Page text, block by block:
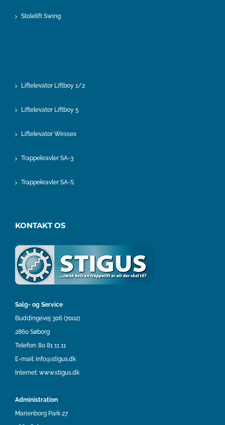
Stolelift Swing
Liftelevator Liftboy 1/2
Liftelevator Liftboy 5
Liftelevator Wessex
Trappekravler SA-3
Trappekravler SA-S
KONTAKT OS
Salg- og Service
Buddingevej 306 (7002)
2860 Søborg
Telefon: 80 81 11 11
E-mail: info@stigus.dk
Internet: www.stigus.dk
Administration
Marienborg Park 27